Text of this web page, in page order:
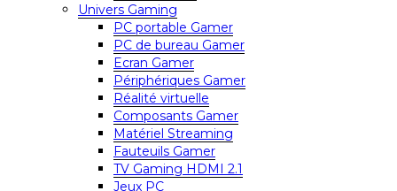
Univers Gaming
PC portable Gamer
PC de bureau Gamer
Ecran Gamer
Périphériques Gamer
Réalité virtuelle
Composants Gamer
Matériel Streaming
Fauteuils Gamer
TV Gaming HDMI 2.1
Jeux PC